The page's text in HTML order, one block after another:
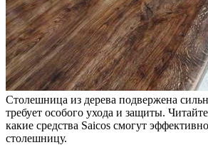
Столешница из дерева подвержена
требует особого ухода и защиты.
какие средства Saicos смогут
столешницу.